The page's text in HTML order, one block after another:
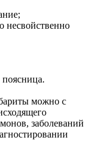
несвойственно
можно с
заболеваний